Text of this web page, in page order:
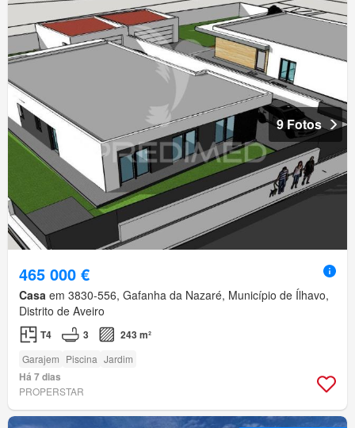
9 Fotos
465 000 €
Casa em 3830-556, Gafanha da Nazaré, Município de Ílhavo,
Distrito de Aveiro
T4 3 243 m²
Garajem Piscina Jardim
Há 7 dias
PROPERSTAR